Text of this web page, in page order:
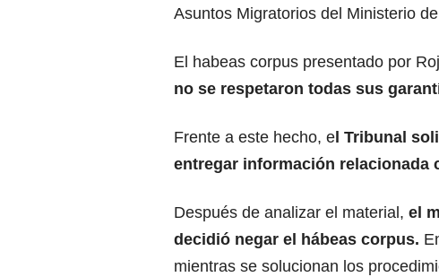
Asuntos Migratorios del Ministerio
El habeas corpus presentado por
no se respetaron todas sus
Frente a este hecho, e l Tribunal
entregar información relacionada
Después de analizar el material, el
decidió negar el hábeas corpus.
mientras se solucionan los